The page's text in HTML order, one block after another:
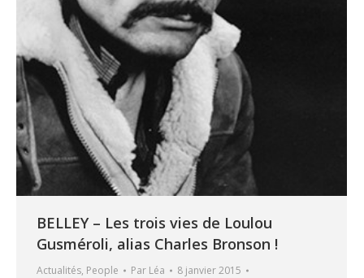
BELLEY – Les trois vies de Loulou
Gusméroli, alias Charles Bronson !
Actualités, People Par Léa
8 janvier 2015